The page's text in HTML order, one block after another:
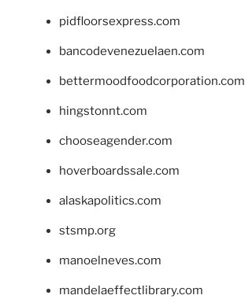
pidfloorsexpress.com
bancodevenezuelaen.com
bettermoodfoodcorporation.com
hingstonnt.com
chooseagender.com
hoverboardssale.com
alaskapolitics.com
stsmp.org
manoelneves.com
mandelaeffectlibrary.com